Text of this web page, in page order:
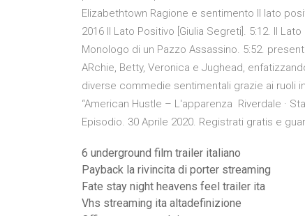
Elizabethtown Ragione e sentimento Il lato
2016 Il Lato Positivo [Giulia Segreti]. 5:12. Il
Monologo di un Pazzo Assassino. 5:52.
ARchie, Betty, Veronica e Jughead,
diverse commedie sentimentali grazie ai ruoli
“American Hustle – L'apparenza Riverdale ·
Episodio. 30 Aprile 2020. Registrati gratis e
6 underground film trailer italiano
Payback la rivincita di porter streaming
Fate stay night heavens feel trailer ita
Vhs streaming ita altadefinizione